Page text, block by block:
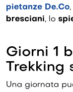
pietanze De.Co
bresciani, lo
Giorni 1
Trekking
Una giornata